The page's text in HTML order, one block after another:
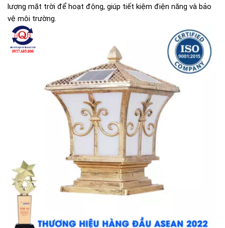
lượng mặt trời để hoạt động, giúp tiết kiệm điện năng và bảo
vệ môi trường.